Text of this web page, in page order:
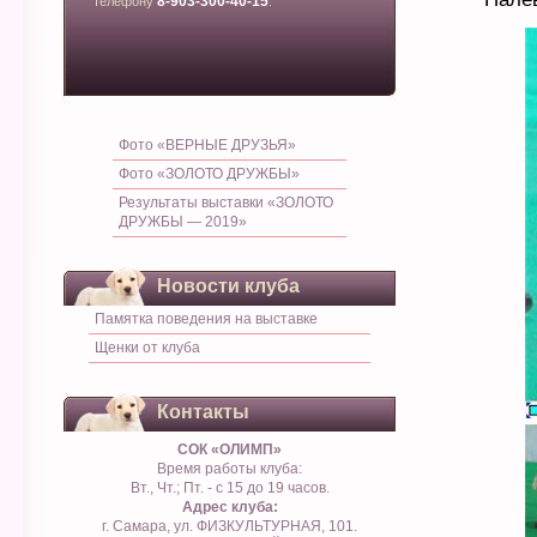
Фото «ВЕРНЫЕ ДРУЗЬЯ»
Фото «ЗОЛОТО ДРУЖБЫ»
Результаты выставки «ЗОЛОТО
ДРУЖБЫ — 2019»
Новости клуба
Памятка поведения на выставке
Щенки от клуба
Контакты
СОК «ОЛИМП»
Время работы клуба:
Вт., Чт.; Пт. - с 15 до 19 часов.
Адрес клуба:
г. Самара, ул. ФИЗКУЛЬТУРНАЯ, 101.